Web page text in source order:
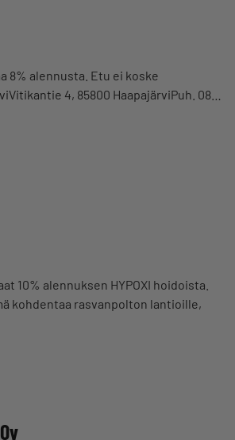
8% alennusta. Etu ei koske
4, 85800 HaapajärviPuh. 08…
10% alennuksen HYPOXI hoidoista.
kohdentaa rasvanpolton lantioille,